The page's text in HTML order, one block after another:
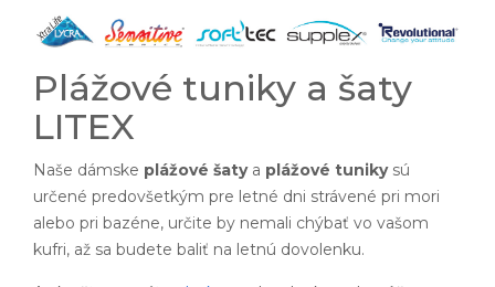
Plážové tuniky a šaty
LITEX
Naše dámske plážové šatya plážové tunikysú
určené predovšetkým pre letné dni strávené pri mori
alebo pri bazéne, určite by nemali chýbať vo vašom
kufri, až sa budete baliť na letnú dovolenku.